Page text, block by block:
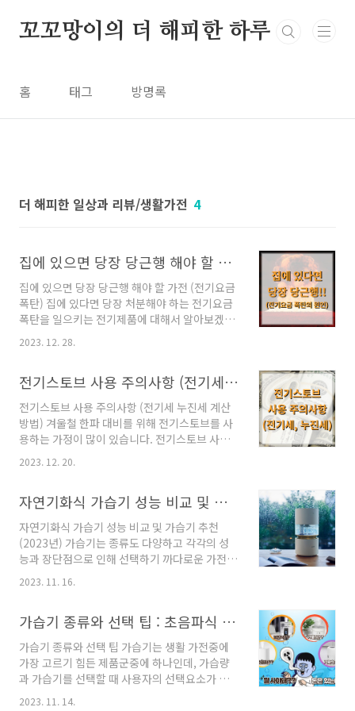
꼬꼬망이의 더 해피한 하루
홈 태그 방명록
더 해피한 일상과 리뷰/생활가전 4
집에 있으면 당장 당근행 해야 할 가전 (전기요금 폭탄)
집에 있으면 당장 당근행 해야 할 가전 (전기요금
폭탄) 집에 있다면 당장 처분해야 하는 전기요금
폭탄을 일으키는 전기제품에 대해서 알아보겠습
니다. 목차 1. 전기요금 폭탄의 원인 2. 해결책 1.
전기요금 폭탄의 원인 전기요금 폭탄의 원인은
당연하고 사용한 만큼 부과되고 있습니다. 다만
비례적으로 요금이 부과되는 일차함수 그래프가
아니라, 누적되어 비용이 부과되는 지수함수 그
래프를 따라가는 형태이기 때문에 사용자가 사용
량을 조절하지 않으면 누진요금에 의한 전기요금
폭탄을 맞게 됩니다. 지난달 사용된 전기에 부과
른쪽 사용전력을 보면 11월에 906kW를 사용했
습니다. 누진세가 적용되어 금액이 굉장히 크게
부과..
2023. 12. 28.
전기스토브 사용 주의사항 (전기세 누진세 계산방법)
전기스토브 사용 주의사항 (전기세 누진세 계산
방법) 겨울철 한파 대비를 위해 전기스토브를 사
용하는 가정이 많이 있습니다. 전기스토브 사용
시 전기요금을 미리 계산해 보고 겨울철 난방비
를 줄이기 위한 방법을 알아보겠습니다. 목차 1.
난방방법 4. 전열기 고르기 5. 결론 전기스토브 사
용 주의사항 1. 누진세란? 누진세는 소득이 클수
록 재산세를 많이 내 듯이 전기요금도 전기를 많
이 사용할수록 전기요금 부담을 높이는 정책입니
다. 누진세율은 전기소모가 특히 심한 여름과 다
른 평상시가 조금씩 다릅니다. 누진세에 대한 고
울에 전기히터를 쓰는 가정은 더 큰 고민이 있을
수 있습니다. 이 부분은 아래에서 다루도록 하겠..
2023. 12. 20.
자연기화식 가습기 성능 비교 및 가습기 추천 (2023년)
자연기화식 가습기 성능 비교 및 가습기 추천
(2023년) 가습기는 종류도 다양하고 각각의 성
능과 장단점으로 인해 선택하기 까다로운 가전제
품이지만 아이가 있는 집이나 건조한 가을, 겨울
철 기관지 건강을 위해 집에 한대 이상은 꼭 필요
의 성능과 가격대에 따른 가습기를 알아보겠다.
목차 1. 분리형 vs 일체형 1-1. 추가 필터 비교 2.
가습량 비교 3. 가습 조절 방식 4. 기타 편의사양
5. 가격비교 6. 결론 기화식 가습기를 검색했을 때
가장 상단에 자주 나오는 인기제품 위주로 비교
해 보는 것으로 한다. 비교모델 01. 샤오미 미지
2023. 11. 16.
가습기 종류와 선택 팁 : 초음파식 vs 가열식 vs 복합식 vs 기화식
가습기 종류와 선택 팁 가습기는 생활 가전중에
가장 고르기 힘든 제품군중에 하나인데, 가습량
과 가습기를 선택할 때 사용자의 선택요소가 많
고 어떤 제품이든 장점과 단점이 존재하기 때문
2023. 11. 14.